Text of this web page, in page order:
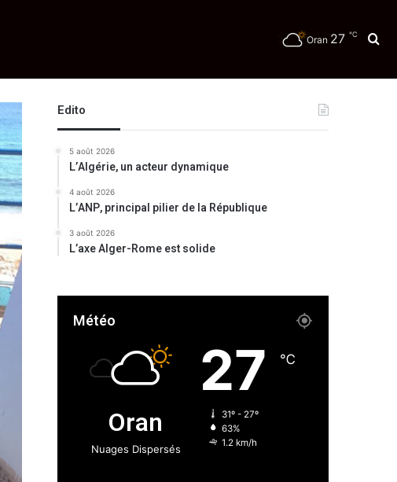
Oran 27 ℃
Edito
5 août 2026
L’Algérie, un acteur dynamique
4 août 2026
L’ANP, principal pilier de la République
3 août 2026
L’axe Alger-Rome est solide
Météo
Oran
Nuages Dispersés
27 ℃
31º - 27º
63%
1.2 km/h